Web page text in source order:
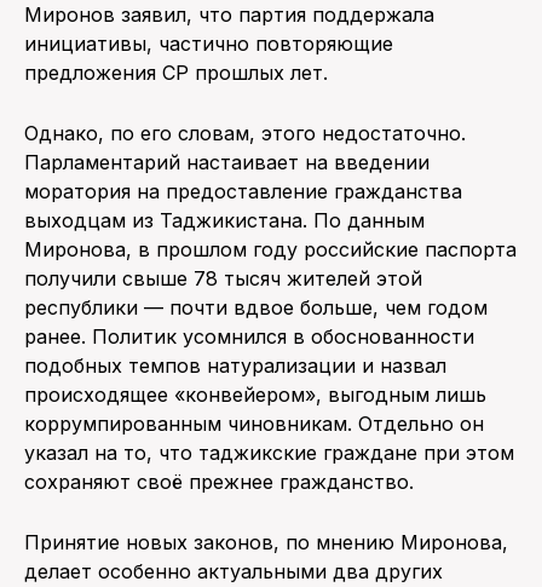
Миронов заявил, что партия поддержала
инициативы, частично повторяющие
предложения СР прошлых лет.
Однако, по его словам, этого недостаточно.
Парламентарий настаивает на введении
моратория на предоставление гражданства
выходцам из Таджикистана. По данным
Миронова, в прошлом году российские паспорта
получили свыше 78 тысяч жителей этой
республики — почти вдвое больше, чем годом
ранее. Политик усомнился в обоснованности
подобных темпов натурализации и назвал
происходящее «конвейером», выгодным лишь
коррумпированным чиновникам. Отдельно он
указал на то, что таджикские граждане при этом
сохраняют своё прежнее гражданство.
Принятие новых законов, по мнению Миронова,
делает особенно актуальными два других